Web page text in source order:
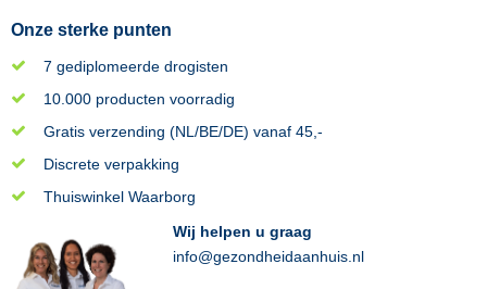
Onze sterke punten
7 gediplomeerde drogisten
10.000 producten voorradig
Gratis verzending (NL/BE/DE) vanaf 45,-
Discrete verpakking
Thuiswinkel Waarborg
Wij helpen u graag
info@gezondheidaanhuis.nl